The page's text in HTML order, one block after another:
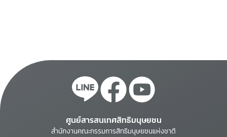
ศูนย์สารสนเทศสิทธิมนุษยชน
สำนักงานคณะกรรมการสิทธิมนุษยชนแห่งชาติ